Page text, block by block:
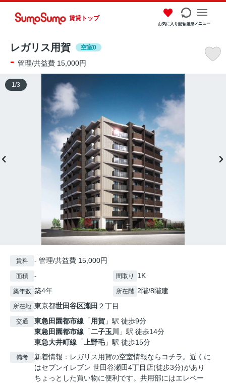
賃貸トップ
お気に入り閲覧履歴メニュー
レガリス用賀 空室0
- 管理/共益費 15,000円
1 /3
賃料 - 管理/共益費 15,000円
面積 - 間取り 1K
築年数 築4年 所在階 2階/8階建
所在地 東京都世田谷区瀬田 ２丁目
交通 東急田園都市線 「用賀 」駅 徒歩9分
東急田園都市線 「二子玉川
」駅 徒歩14分
東急大井町線 「 上野毛」駅 徒歩15分
備考
新着情報：レガリス用賀の空室情報ならコチラ。近くに
はセブンイレブン 世田谷瀬田4丁目店(徒歩3分)があり
ちょっとした買い物に便利です。共用部にはエレベー